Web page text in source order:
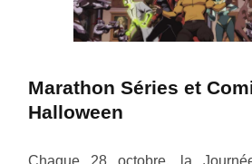
Marathon Séries et
Halloween